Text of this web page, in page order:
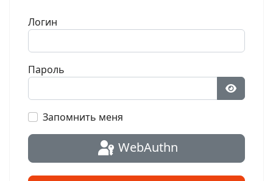
Логин
Пароль
Запомнить меня
WebAuthn